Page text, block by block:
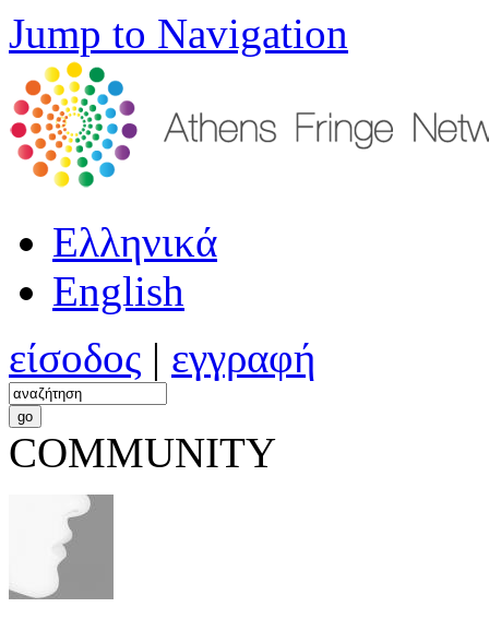
Jump to Navigation
Ελληνικά
English
είσοδος | εγγραφή
COMMUNITY